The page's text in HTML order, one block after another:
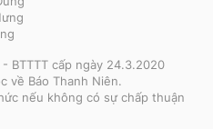
BTTTT cấp ngày 24.3.2020
về Báo Thanh Niên.
nếu không có sự chấp thuận